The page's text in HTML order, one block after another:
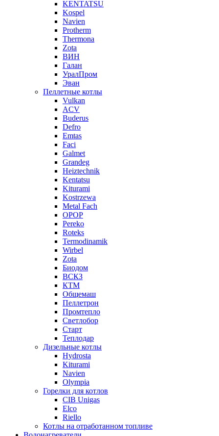
KENTATSU
Kospel
Navien
Protherm
Thermona
Zota
ВИН
Галан
УралПром
Эван
Пеллетные котлы
Vulkan
ACV
Buderus
Defro
Emtas
Faci
Galmet
Grandeg
Heiztechnik
Kentatsu
Kiturami
Kostrzewa
Metal Fach
OPOP
Pereko
Roteks
Termodinamik
Wirbel
Zota
Биодом
ВСКЗ
КТМ
Общемаш
Пеллетрон
Промтепло
Светлобор
Старт
Теплодар
Дизельные котлы
Hydrosta
Kiturami
Navien
Olympia
Горелки для котлов
CIB Unigas
Elco
Riello
Котлы на отработанном топливе